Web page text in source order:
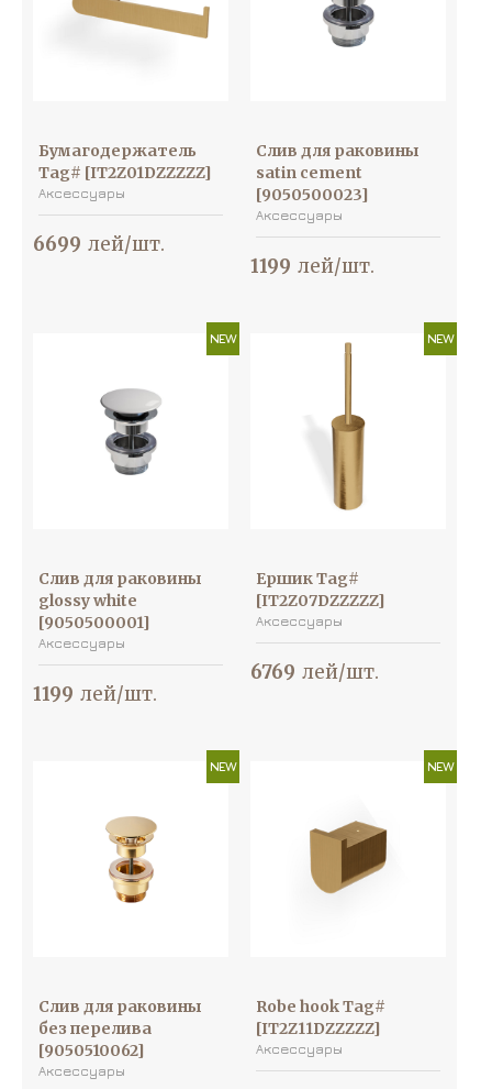
Бумагодержатель
Tag# [IT2Z01DZZZZZ]
Аксессуары
6699 лей/шт.
Слив для раковины
satin cement
[9050500023]
Аксессуары
1199 лей/шт.
NEW
Слив для раковины
glossy white
[9050500001]
Аксессуары
1199 лей/шт.
NEW
Ершик Tag#
[IT2Z07DZZZZZ]
Аксессуары
6769 лей/шт.
NEW
Слив для раковины
без перелива
[9050510062]
Аксессуары
NEW
Robe hook Tag#
[IT2Z11DZZZZZ]
Аксессуары